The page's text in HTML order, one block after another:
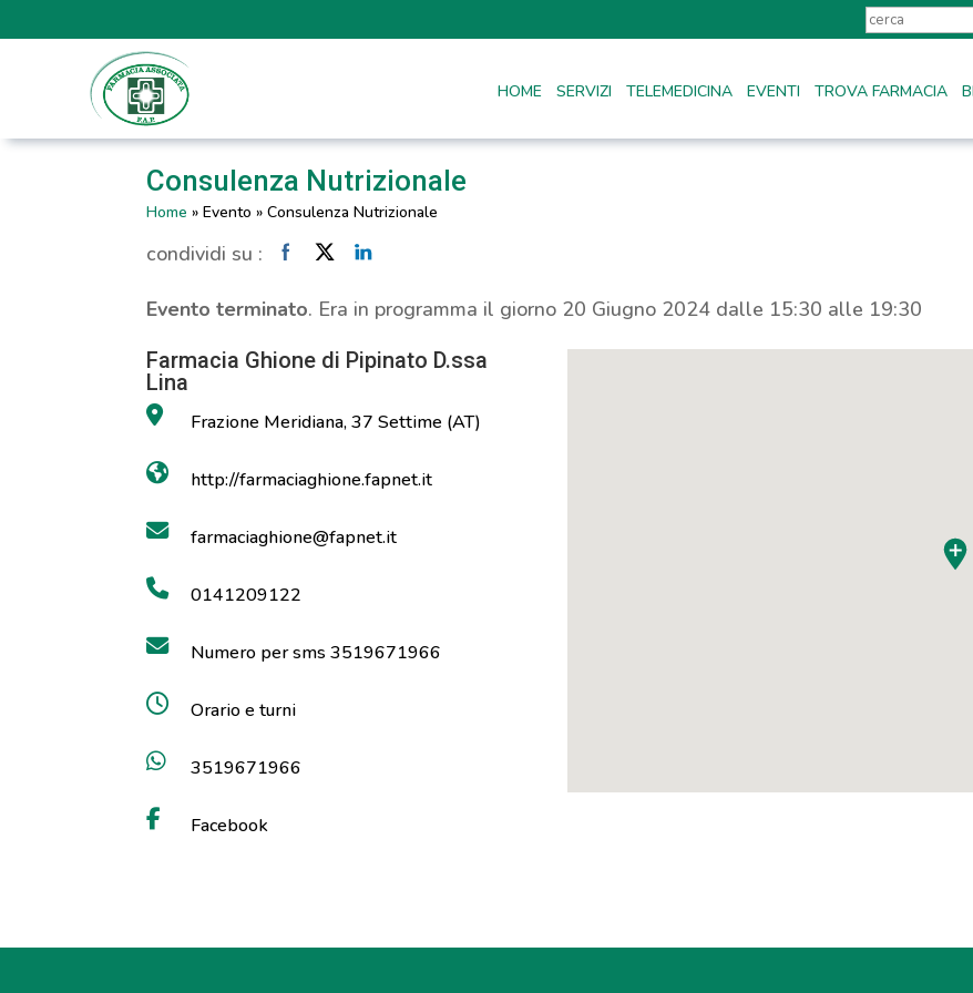
HOME SERVIZI TELEMEDICINA EVENTI TROVA FARMACIA
Consulenza Nutrizionale
Home » Evento » Consulenza Nutrizionale
condividi su :
Evento terminato. Era in programma il giorno 20 Giugno 2024 dalle 15:30 alle 19:30
Farmacia Ghione di Pipinato D.ssa
Lina
Frazione Meridiana, 37 Settime (AT)
http://farmaciaghione.fapnet.it
farmaciaghione@fapnet.it
0141209122
Numero per sms 3519671966
Orario e turni
3519671966
Facebook